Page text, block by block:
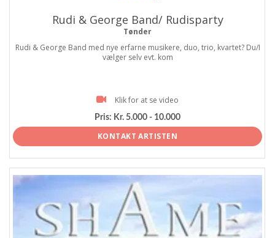
Rudi & George Band/ Rudisparty
Tønder
Rudi & George Band med nye erfarne musikere, duo, trio, kvartet? Du/I
vælger selv evt. kom
Klik for at se video
Pris: Kr. 5.000 - 10.000
KONTAKT ARTISTEN